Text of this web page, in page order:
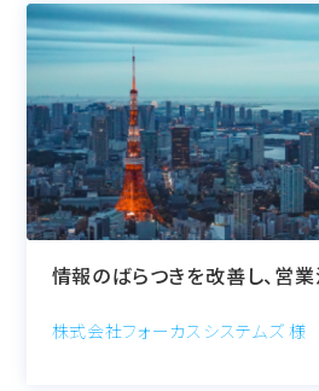
情報のばらつきを改善し、営
株式会社フォーカスシステムズ 様